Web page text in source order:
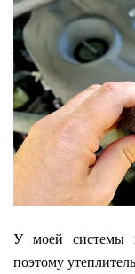
У моей системы
поэтому